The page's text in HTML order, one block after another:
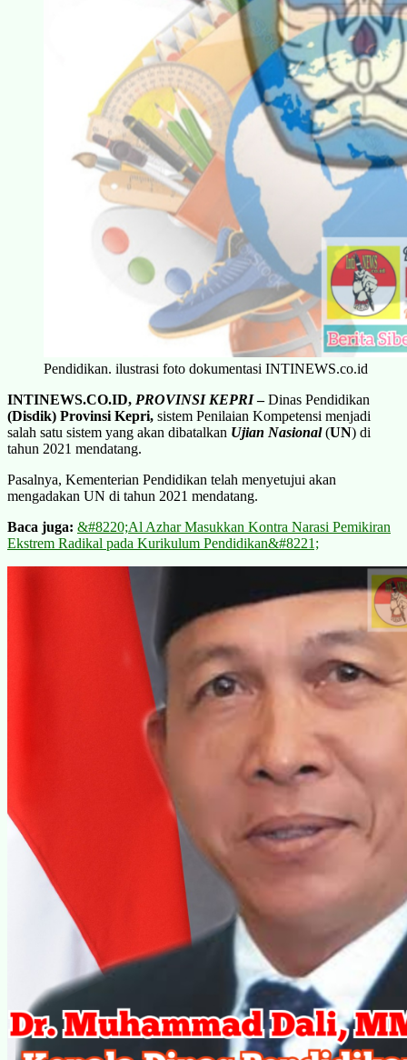
Pendidikan. ilustrasi foto dokumentasi INTINEWS.co.id
INTINEWS.CO.ID, PROVINSI KEPRI–Dinas Pendidikan
(Disdik) Provinsi Kepri, sistem Penilaian Kompetensi menjadi
salah satu sistem yang akan dibatalkan Ujian Nasional(UN) di
tahun 2021 mendatang.
Pasalnya, Kementerian Pendidikan telah menyetujui akan
mengadakan UN di tahun 2021 mendatang.
Baca juga: &#8220;Al Azhar Masukkan Kontra Narasi Pemikiran
Ekstrem Radikal pada Kurikulum Pendidikan&#8221;